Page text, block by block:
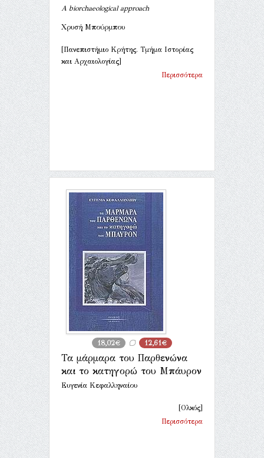
A biorchaeological approach
Χρυσή Μπούρμπου
[Πανεπιστήμιο Κρήτης. Τμήμα Ιστορίας
και Αρχαιολογίας]
Περισσότερα
18,02€ 12,61€
Τα μάρμαρα του Παρθενώνα
και το κατηγορώ του Μπάυρον
Ευγενία Κεφαλληναίου
[Ολκός]
Περισσότερα